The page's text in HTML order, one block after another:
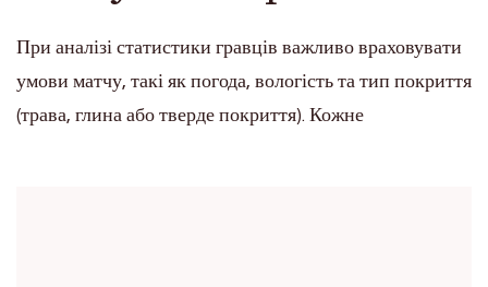
При аналізі статистики гравців важливо враховувати
умови матчу, такі як погода, вологість та тип покриття
(трава, глина або тверде покриття). Кожне